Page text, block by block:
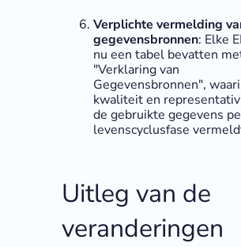
Verplichte vermelding
gegevensbronnen: Elke
nu een tabel bevatten
"Verklaring van
Gegevensbronnen",
kwaliteit en
de gebruikte gegevens
levenscyclusfase
Uitleg van de
veranderingen